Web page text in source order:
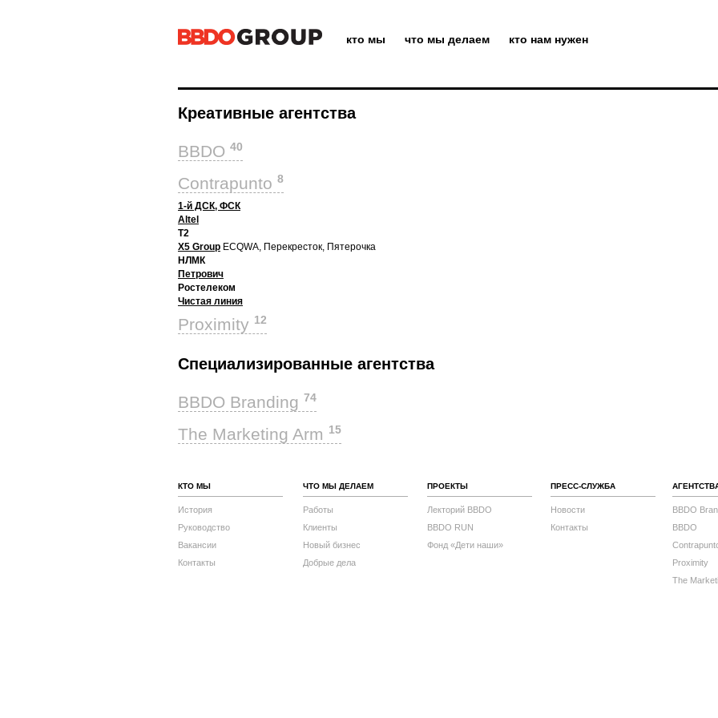
кто мы что мы делаем кто нам нужен
Креативные агентства
BBDO 40
Contrapunto 8
1-й ДСК, ФСК
Altel
T2
X5 Group ECQWA, Перекресток, Пятерочка
НЛМК
Петрович
Ростелеком
Чистая линия
Proximity 12
Специализированные агентства
BBDO Branding 74
The Marketing Arm 15
КТО МЫ
История
Руководство
Вакансии
Контакты
ЧТО МЫ ДЕЛАЕМ
Работы
Клиенты
Новый бизнес
Добрые дела
ПРОЕКТЫ
Лекторий BBDO
BBDO RUN
Фонд «Дети наши»
ПРЕСС-СЛУЖБА
Новости
Контакты
BBDO
BBDO
Proximity
The